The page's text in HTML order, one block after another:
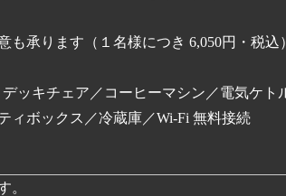
承ります（１名様につき 6,050円・税込）
ッキチェア／コーヒーマシン／電気ケト
ィボックス／冷蔵庫／Wi-Fi 無料接続
。